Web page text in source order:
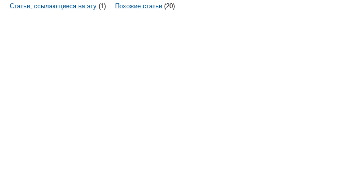
Статьи, ссылающиеся на эту (1) Похожие статьи (20)